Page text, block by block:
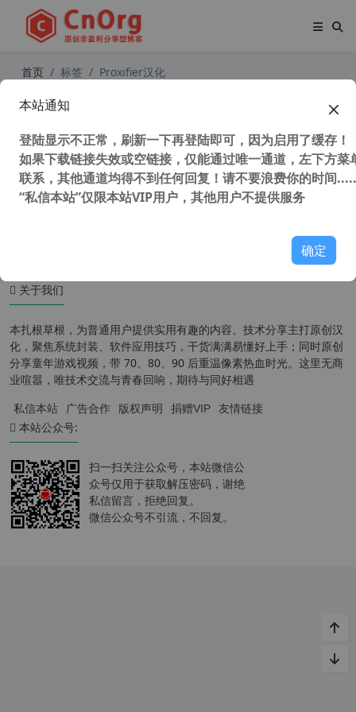
首页 标签 Proxifier汉化
可抓取任何软件联网信息
关于我们
本扎根草根，为普通用户提供实用有趣的内容。技术分享主打原创汉
化，聚焦系统封装、软件应用技巧，干货满满易懂好上手；同时原创
分享童年游戏视频，带 70、80、90 后重温像素热血时光。这里无商
业喧嚣，唯技术交流与青春回响，期待与同好相遇
私信本站 广告合作 版权声明 捐赠VIP 友情链接
本站公众号:
扫一扫关注公众号，本站微信公
众号仅用于获取解压密码，谢绝
私信留言，拒绝回复。
微信公众号不引流，不回复。
本站通知
登陆显示不正常，刷新一下再登陆即可，因为启用了缓存！
如果下载链接失效或空链接，仅能通过唯一通道，左下方菜
联系，其他通道均得不到任何回复！请不要浪费你的时间
“私信本站”仅限本站VIP用户，其他用户不提供服务
确定